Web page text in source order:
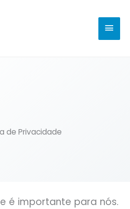
de Privacidade
é importante para nós.